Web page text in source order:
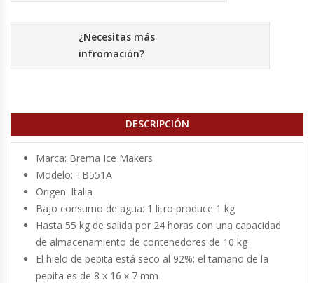
Mesones De Trabajo
Módulos De Acero Inoxidable
Moledoras De Carne
Molinillos Para Café
Mural De Lácteos
¿Necesitas más
infromación?
DESCRIPCIÓN
Marca: Brema Ice Makers
Modelo: TB551A
Origen: Italia
Bajo consumo de agua: 1 litro produce 1 kg
Hasta 55 kg de salida por 24 horas con una capacidad
de almacenamiento de contenedores de 10 kg
El hielo de pepita está seco al 92%; el tamaño de la
pepita es de 8 x 16 x 7 mm